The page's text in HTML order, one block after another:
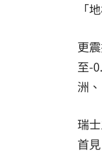
「
更
至-
洲
瑞
首